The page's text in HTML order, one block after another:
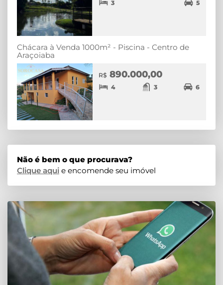
3 5
Chácara à Venda 1000m² - Piscina - Centro de
Araçoiaba
R$ 890.000,00
4 3 6
Não é bem o que procurava?
Clique aqui e encomende seu imóvel